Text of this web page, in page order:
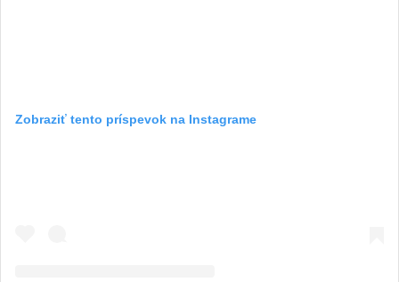
Zobraziť tento príspevok na Instagrame